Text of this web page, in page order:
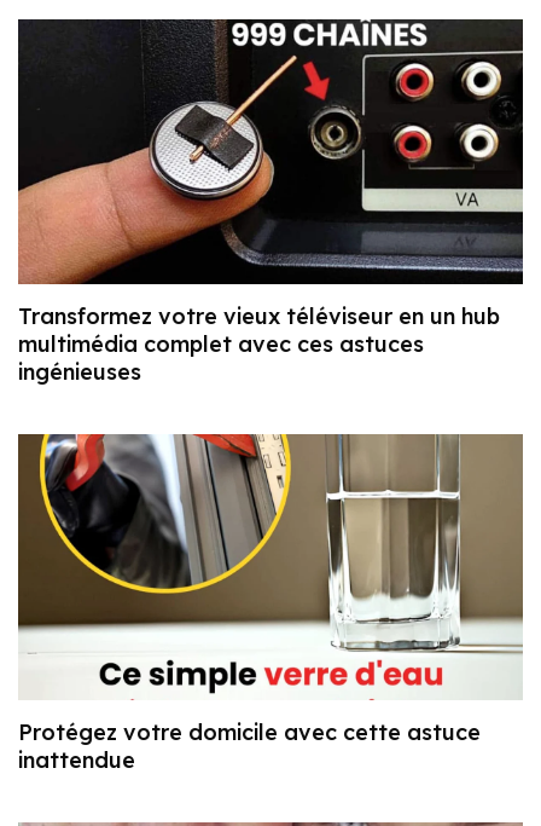
Transformez votre vieux téléviseur en un hub
multimédia complet avec ces astuces
ingénieuses
Protégez votre domicile avec cette astuce
inattendue